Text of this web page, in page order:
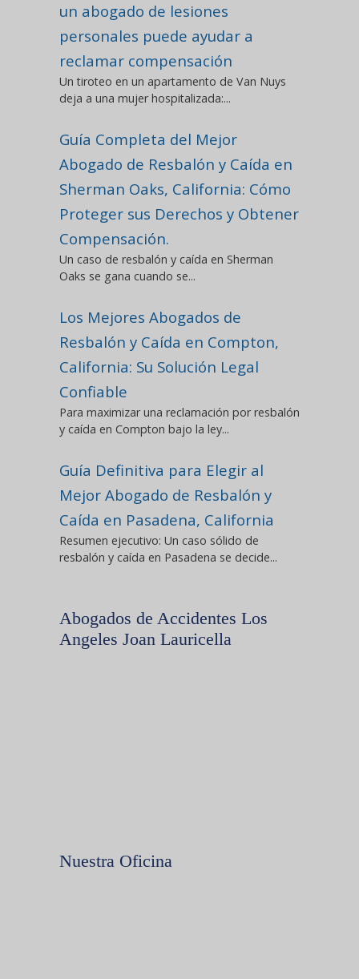
un abogado de lesiones
personales puede ayudar a
reclamar compensación
Un tiroteo en un apartamento de Van Nuys
deja a una mujer hospitalizada:...
Guía Completa del Mejor
Abogado de Resbalón y Caída en
Sherman Oaks, California: Cómo
Proteger sus Derechos y Obtener
Compensación.
Un caso de resbalón y caída en Sherman
Oaks se gana cuando se...
Los Mejores Abogados de
Resbalón y Caída en Compton,
California: Su Solución Legal
Confiable
Para maximizar una reclamación por resbalón
y caída en Compton bajo la ley...
Guía Definitiva para Elegir al
Mejor Abogado de Resbalón y
Caída en Pasadena, California
Resumen ejecutivo: Un caso sólido de
resbalón y caída en Pasadena se decide...
Abogados de Accidentes Los
Angeles Joan Lauricella
Nuestra Oficina